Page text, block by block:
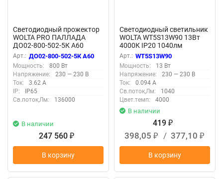
Светодиодный прожектор
WOLTA PRO ПАЛЛАДА
ДО02-800-502-5К А60
Прозрачный
Арт.: ДО02-800-502-5К А60
Мощность:
800 Вт
Напряжение:
230 — 230 В
Ток:
3.62 А
IP:
IP65
Св.поток,Лм:
136000
В наличии
247 560 ₽
В корзину
Светодиодный светильник
WOLTA WT5S13W90 13Вт
4000К IP20 1040лм
соединяемый в линию
Арт.: WT5S13W90
Мощность:
13 Вт
Напряжение:
230 — 230 В
Ток:
0.094 А
Св.поток,Лм:
1040
Цвет.темп:
4000
В наличии
419 ₽
398,05 ₽ / 377,10 ₽
В корзину